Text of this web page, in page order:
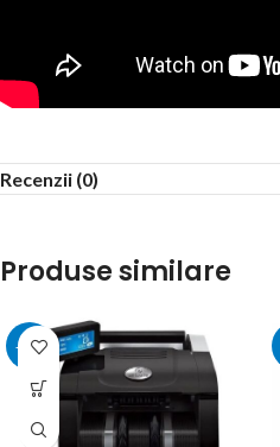
Recenzii (0)
Produse similare
-11%